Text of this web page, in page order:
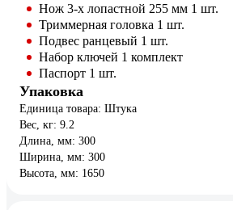
Нож 3-х лопастной 255 мм 1 шт.
Триммерная головка 1 шт.
Подвес ранцевый 1 шт.
Набор ключей 1 комплект
Паспорт 1 шт.
Упаковка
Единица товара: Штука
Вес, кг: 9.2
Длина, мм: 300
Ширина, мм: 300
Высота, мм: 1650